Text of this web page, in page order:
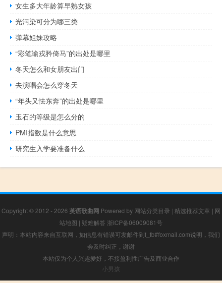
女生多大年龄算早熟女孩
光污染可分为哪三类
弹幕姐妹攻略
“彩笔谕戎矜倚马”的出处是哪里
冬天怎么和女朋友出门
去演唱会怎么穿冬天
“年头又怯东奔”的出处是哪里
玉石的等级是怎么分的
PMI指数是什么意思
研究生入学要准备什么
Copyright © 2012 - 2026 英语歌曲网 Powered by 网站分类目录 | 精选推荐文章 | 网
站地图 | 疑难解答 浙ICP备06009081号
声明：本站内容来自互联网，如信息有错误可发邮件到f_fb#foxmail.com说明，我们
会及时纠正，谢谢
本站仅为个人兴趣爱好，不接盈利性广告及商业合作
小男孩